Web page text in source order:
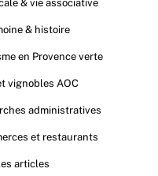
& vie associative
& histoire
en Provence verte
vignobles AOC
administratives
et restaurants
articles